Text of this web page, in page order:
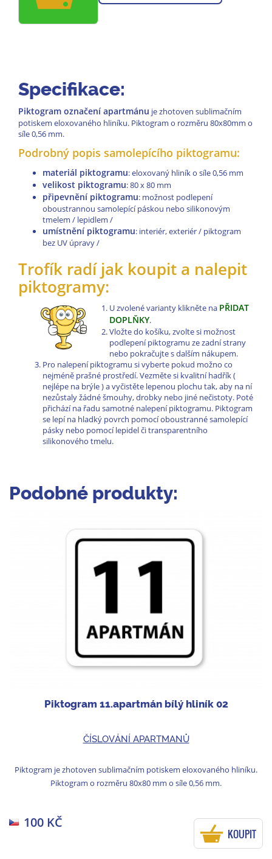
Specifikace:
Piktogram označení apartmánu je zhotoven sublimačním
potiskem eloxovaného hliníku. Piktogram o rozměru 80x80mm o
síle 0,56 mm.
Podrobný popis samolepícího piktogramu:
materiál piktogramu: eloxovaný hliník o síle 0,56 mm
velikost piktogramu: 80 x 80 mm
připevnění piktogramu: možnost podlepení
oboustrannou samolepící páskou nebo silikonovým
tmelem / lepidlem /
umístnění piktogramu: interiér, exteriér / piktogram
bez UV úpravy /
Trofík radí jak koupit a nalepit
piktogramy:
U zvolené varianty klikněte na PŘIDAT
DOPLŇKY.
Vložte do košíku, zvolte si možnost
podlepení piktogramu ze zadní strany
nebo pokračujte s dalším nákupem.
Pro nalepení piktogramu si vyberte pokud možno co
nejméně prašné prostředí. Vezměte si kvalitní hadřík (
nejlépe na brýle ) a vyčistěte lepenou plochu tak, aby na ní
nezůstaly žádné šmouhy, drobky nebo jiné nečistoty. Poté
přichází na řadu samotné nalepení piktogramu. Piktogram
se lepí na hladký povrch pomocí oboustranné samolepící
pásky nebo pomocí lepidel či transparentního
silikonového tmelu.
Podobné produkty:
Piktogram 11.apartmán bílý hliník 02
ČÍSLOVÁNÍ APARTMANŮ
Piktogram je zhotoven sublimačním potiskem eloxovaného hliníku.
Piktogram o rozměru 80x80 mm o síle 0,56 mm.
100 KČ
KOUPIT